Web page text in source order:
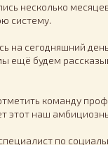
несколько
систему.
на сегодняшний
ещё будем
команду
этот наш
по